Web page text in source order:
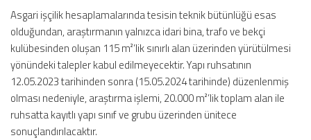
Asgari işçilik hesaplamalarında tesisin teknik bütünlüğü esas
olduğundan, araştırmanın yalnızca idari bina, trafo ve bekçi
kulübesinden oluşan 115 m²’lik sınırlı alan üzerinden yürütülmesi
yönündeki talepler kabul edilmeyecektir. Yapı ruhsatının
12.05.2023 tarihinden sonra (15.05.2024 tarihinde) düzenlenmiş
olması nedeniyle, araştırma işlemi, 20.000 m²’lik toplam alan ile
ruhsatta kayıtlı yapı sınıf ve grubu üzerinden ünitece
sonuçlandırılacaktır.